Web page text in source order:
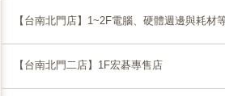
【台南北門店】1~2F電腦、硬體週邊與耗材
【台南北門二店】1F宏碁專售店